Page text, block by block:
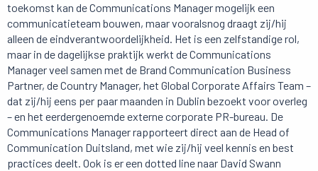
toekomst kan de Communications Manager mogelijk een
communicatieteam bouwen, maar vooralsnog draagt zij/hij
alleen de eindverantwoordelijkheid. Het is een zelfstandige rol,
maar in de dagelijkse praktijk werkt de Communications
Manager veel samen met de Brand Communication Business
Partner, de Country Manager, het Global Corporate Affairs Team –
dat zij/hij eens per paar maanden in Dublin bezoekt voor overleg
– en het eerdergenoemde externe corporate PR-bureau. De
Communications Manager rapporteert direct aan de Head of
Communication Duitsland, met wie zij/hij veel kennis en best
practices deelt. Ook is er een dotted line naar David Swann